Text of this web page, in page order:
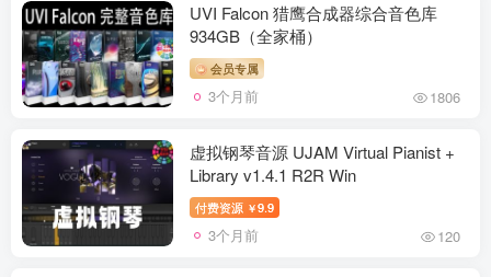
UVI Falcon 猎鹰合成器综合音色库
934GB（全家桶）
会员专属
3个月前 1806
虚拟钢琴音源 UJAM Virtual Pianist +
Library v1.4.1 R2R Win
付费资源 ￥9.9
3个月前 120